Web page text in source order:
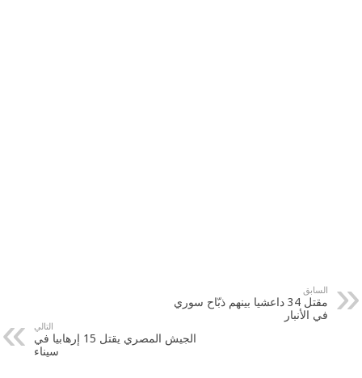
السابق
مقتل 34 داعشيا بينهم ذبّاح سوري
في الأنبار
التالي
الجيش المصري يقتل 15 إرهابيا في
سيناء